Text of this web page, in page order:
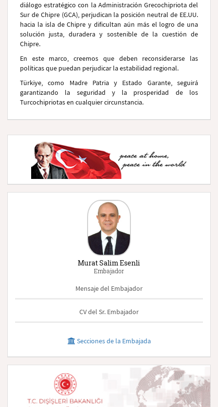
diálogo estratégico con la Administración Grecochipriota del
Sur de Chipre (GCA), perjudican la posición neutral de EE.UU.
hacia la isla de Chipre y dificultan aún más el logro de una
solución justa, duradera y sostenible de la cuestión de
Chipre.
En este marco, creemos que deben reconsiderarse las
políticas que puedan perjudicar la estabilidad regional.
Türkiye, como Madre Patria y Estado Garante, seguirá
garantizando la seguridad y la prosperidad de los
Turcochipriotas en cualquier circunstancia.
Murat Salim Esenli
Embajador
Mensaje del Embajador
CV del Sr. Embajador
Secciones de la Embajada